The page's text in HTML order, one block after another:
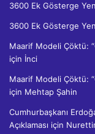
3600 Ek Gösterge
3600 Ek Gösterge
Maarif Modeli Çöktü:
için İnci
Maarif Modeli Çöktü:
için Mehtap Şahin
Cumhurbaşkanı
Açıklaması için